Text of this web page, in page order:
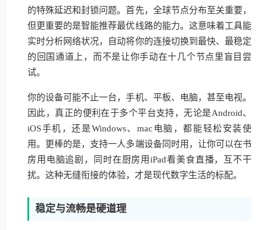
的特殊延迟和封锁问题。首先，全球节点分布至关重要，
但更重要的是智能推荐最优线路的能力。这意味着工具能
实时分析网络状况，自动将你的连接切换到最快、最稳定
的回国通道上，而不是让你手动在十几个节点里盲目尝
试。
你的设备可能不止一台，手机、平板、电脑，甚至电视。
因此，真正的便利在于多个平台支持，无论是Android、
iOS手机，还是Windows、mac电脑，都能轻松安装使
用。更棒的是，支持一人多端设备同时用，让你可以在书
房用电脑追剧，同时在厨房用iPad看美食直播，互不干
扰。这种无缝衔接的体验，才是现代数字生活的标配。
稳定与流畅是硬道理